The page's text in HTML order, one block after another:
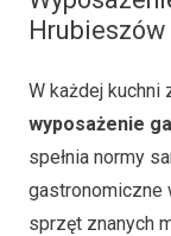
Hrubieszów
W każdej kuchni
wyposażenie
spełnia normy
gastronomiczne
sprzęt znanych